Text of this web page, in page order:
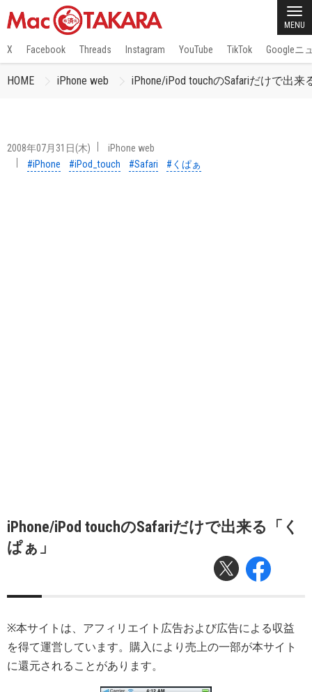
MENU
X Facebook Threads Instagram YouTube TikTok Googleニ
HOME iPhone web iPhone/iPod touchのSafariだけで出来
2008年07月31日(木)
iPhone web
#iPhone
#iPod_touch #Safari #くぱぁ
iPhone/iPod touchのSafariだけで出来る「く
ぱぁ」
※本サイトは、アフィリエイト広告および広告による収益
を得て運営しています。購入により売上の一部が本サイト
に還元されることがあります。